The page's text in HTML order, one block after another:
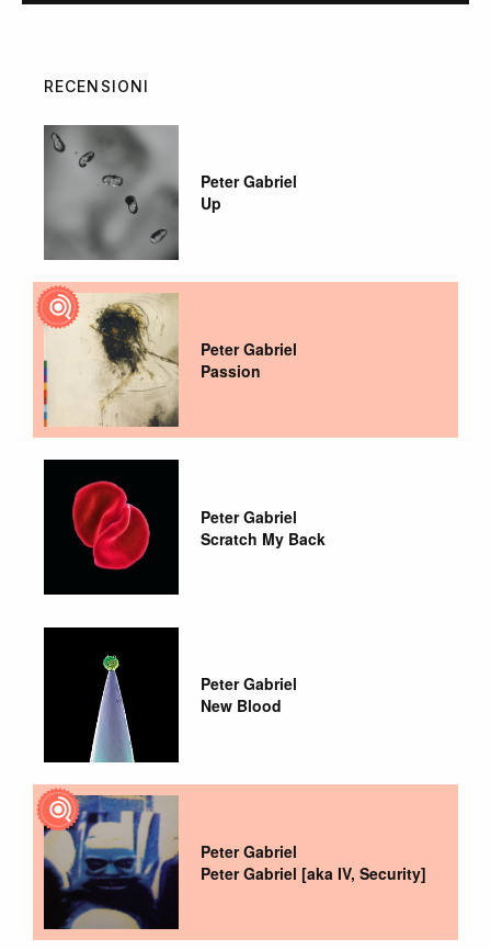
RECENSIONI
Peter Gabriel
Up
Peter Gabriel
Passion
Peter Gabriel
Scratch My Back
Peter Gabriel
New Blood
Peter Gabriel
Peter Gabriel [aka IV, Security]